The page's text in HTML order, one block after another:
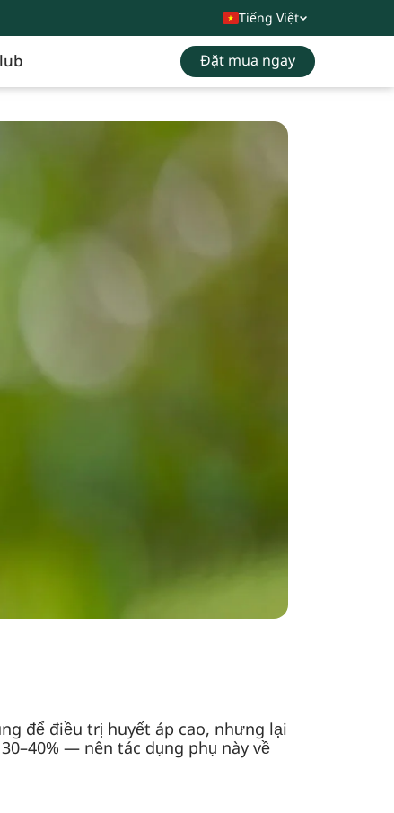
Tiếng Việt
Đặt mua ngay
để điều trị huyết áp cao, nhưng lại
— nên tác dụng phụ này về